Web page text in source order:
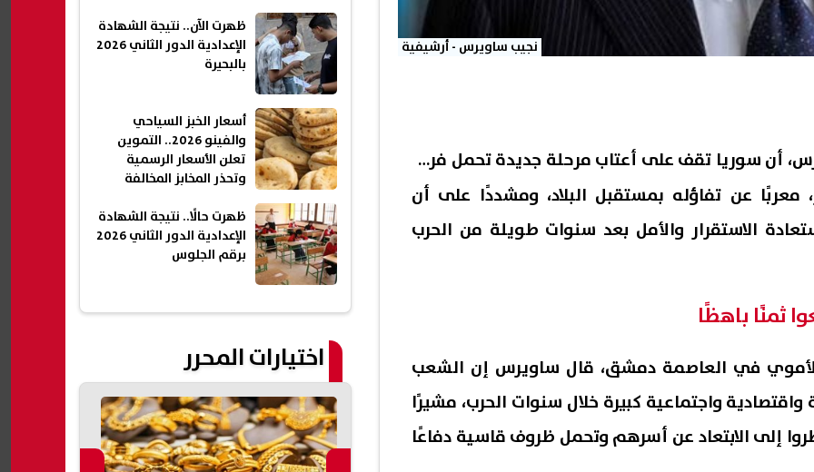
نجيب ساويرس - أرشيفية
، أن سوريا تقف على أعتاب مرحلة جديدة تحمل فرصًا
معربًا عن تفاؤله بمستقبل البلاد، ومشددًا على أن
الاستقرار والأمل بعد سنوات طويلة من الحرب
ثمنًا باهظًا
الأموي في العاصمة دمشق، قال ساويرس إن الشعب
واجتماعية كبيرة خلال سنوات الحرب، مشيرًا
إلى الابتعاد عن أسرهم وتحمل ظروف قاسية دفاعًا
ظهرت الآن.. نتيجة الشهادة
الإعدادية الدور الثاني 2026
بالبحيرة
أسعار الخبز السياحي
والفينو 2026.. التموين
تعلن الأسعار الرسمية
وتحذر المخابز المخالفة
ظهرت حالًا.. نتيجة الشهادة
الإعدادية الدور الثاني 2026
برقم الجلوس
اختيارات المحرر